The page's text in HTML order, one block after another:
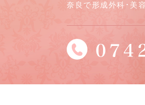
奈良で形成外科･美